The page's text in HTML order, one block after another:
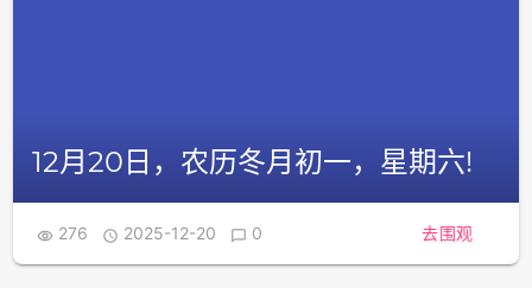
12月20日，农历冬月初一，星期六!
 276  2025-12-20  0 去围观